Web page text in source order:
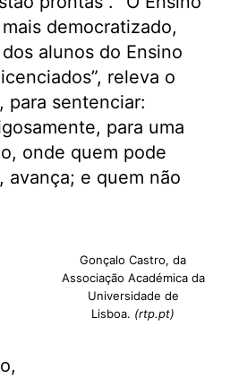
democratizado,
alunos do Ensino
releva o
para sentenciar:
para uma
onde quem pode
avança; e quem não
Gonçalo Castro, da
Associação Académica da
Universidade de
Lisboa. (rtp.pt)